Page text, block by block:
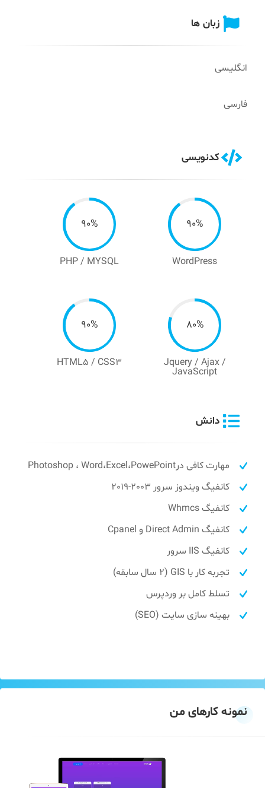
زبان ها
انگلیسی
فارسی
کدنویسی
WordPress
90%
PHP / MYSQL
90%
Jquery / Ajax /
JavaScript
80%
HTML5 / CSS3
90%
دانش
مهارت کافی درPhotoshop ، Word،Excel،PowePoint
کانفیگ ویندوز سرور 2003-2019
کانفیگ Whmcs
کانفیگ Direct Admin و Cpanel
کانفیگ IIS سرور
تجربه کار با GIS (2 سال سابقه)
تسلط کامل بر وردپرس
بهینه سازی سایت (SEO)
نمونه کارهای من